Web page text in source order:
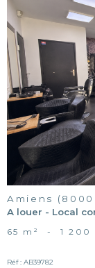
Amiens
A louer - Local
65 m² - 1 200
Réf : AB39782